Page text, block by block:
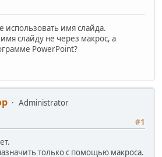
использовать имя слайда.
слайду не через макрос, а
PowerPoint?
Administrator
#1
только с помощью макроса.